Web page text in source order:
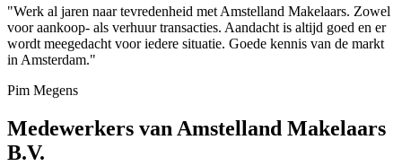
"Werk al jaren naar tevredenheid met Amstelland Makelaars. Zowel
voor aankoop- als verhuur transacties. Aandacht is altijd goed en er
wordt meegedacht voor iedere situatie. Goede kennis van de markt
in Amsterdam."
Pim Megens
Medewerkers van Amstelland Makelaars
B.V.